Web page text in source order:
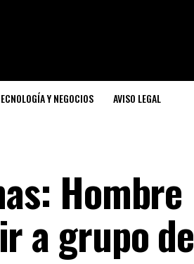
Y NEGOCIOS AVISO LEGAL
Hombre
a grupo de